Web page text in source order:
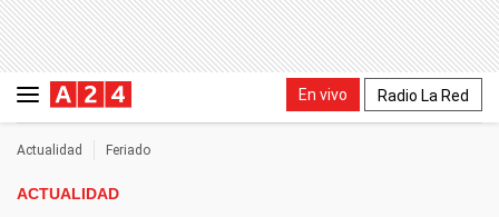
En vivo Radio La Red
Actualidad Feriado
ACTUALIDAD